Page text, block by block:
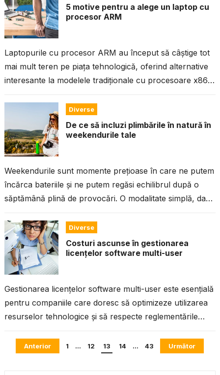
5 motive pentru a alege un laptop cu
procesor ARM
Laptopurile cu procesor ARM au început să câștige tot
mai mult teren pe piața tehnologică, oferind alternative
interesante la modelele tradiționale cu procesoare x86.
Diverse
De ce să incluzi plimbările în natură în
weekendurile tale
Weekendurile sunt momente prețioase în care ne putem
încărca bateriile și ne putem regăsi echilibrul după o
săptămână plină de provocări. O modalitate simplă, dar
Diverse
Costuri ascunse în gestionarea
licențelor software multi-user
Gestionarea licențelor software multi-user este esențială
pentru companiile care doresc să optimizeze utilizarea
resurselor tehnologice și să respecte reglementările
legate...
Paginație
Anterior 1 … 12 13 14 … 43 Următor